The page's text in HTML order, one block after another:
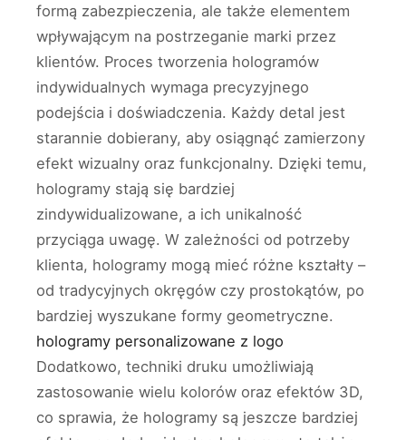
formą zabezpieczenia, ale także elementem
wpływającym na postrzeganie marki przez
klientów. Proces tworzenia hologramów
indywidualnych wymaga precyzyjnego
podejścia i doświadczenia. Każdy detal jest
starannie dobierany, aby osiągnąć zamierzony
efekt wizualny oraz funkcjonalny. Dzięki temu,
hologramy stają się bardziej
zindywidualizowane, a ich unikalność
przyciąga uwagę. W zależności od potrzeby
klienta, hologramy mogą mieć różne kształty –
od tradycyjnych okręgów czy prostokątów, po
bardziej wyszukane formy geometryczne.
hologramy personalizowane z logo
Dodatkowo, techniki druku umożliwiają
zastosowanie wielu kolorów oraz efektów 3D,
co sprawia, że hologramy są jeszcze bardziej